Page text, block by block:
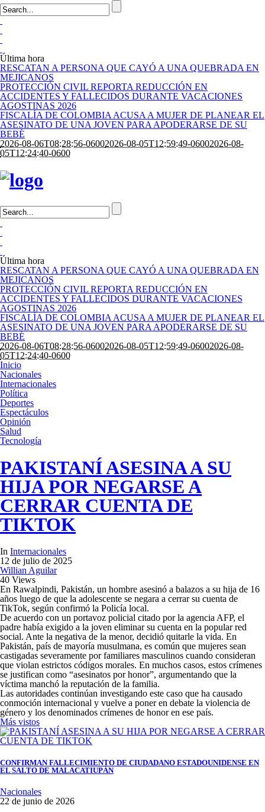
Última hora
RESCATAN A PERSONA QUE CAYÓ A UNA QUEBRADA EN
MEJICANOS
PROTECCIÓN CIVIL REPORTA REDUCCIÓN EN
ACCIDENTES Y FALLECIDOS DURANTE VACACIONES
AGOSTINAS 2026
FISCALÍA DE COLOMBIA ACUSA A MUJER DE PLANEAR EL
ASESINATO DE UNA JOVEN PARA APODERARSE DE SU
BEBÉ
2026-08-06T08:28:56-06002026-08-05T12:59:49-06002026-08-
05T12:24:40-0600
Última hora
RESCATAN A PERSONA QUE CAYÓ A UNA QUEBRADA EN
MEJICANOS
PROTECCIÓN CIVIL REPORTA REDUCCIÓN EN
ACCIDENTES Y FALLECIDOS DURANTE VACACIONES
AGOSTINAS 2026
FISCALÍA DE COLOMBIA ACUSA A MUJER DE PLANEAR EL
ASESINATO DE UNA JOVEN PARA APODERARSE DE SU
BEBÉ
2026-08-06T08:28:56-06002026-08-05T12:59:49-06002026-08-
05T12:24:40-0600
Inicio
Nacionales
Internacionales
Política
Deportes
Espectáculos
Opinión
Salud
Tecnología
PAKISTANÍ ASESINA A SU
HIJA POR NEGARSE A
CERRAR CUENTA DE
TIKTOK
In Internacionales
12 de julio de 2025
Willian Aguilar
40 Views
En Rawalpindi, Pakistán, un hombre asesinó a balazos a su hija de 16
años luego de que la adolescente se negara a cerrar su cuenta de
TikTok, según confirmó la Policía local.
De acuerdo con un portavoz policial citado por la agencia AFP, el
padre había exigido a la joven eliminar su cuenta en la popular red
social. Ante la negativa de la menor, decidió quitarle la vida. En
Pakistán, país de mayoría musulmana, es común que mujeres sean
castigadas severamente por familiares masculinos cuando consideran
que violan estrictos códigos morales. En muchos casos, estos crímenes
se justifican como “asesinatos por honor”, argumentando que la
víctima manchó la reputación de la familia.
Las autoridades continúan investigando este caso que ha causado
conmoción internacional y vuelve a poner en debate la violencia de
género y los denominados crímenes de honor en ese país.
Más vistos
CONFIRMAN FALLECIMIENTO DE CIUDADANO ESTADOUNIDENSE EN
EL SALTO DE MALACATIUPÁN
Nacionales
22 de junio de 2026